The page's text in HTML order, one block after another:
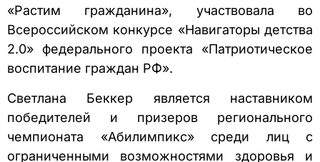
«Растим гражданина», участвовала во
Всероссийском конкурсе «Навигаторы детства
2.0» федерального проекта «Патриотическое
воспитание граждан РФ».
Светлана Беккер является наставником
победителей и призеров регионального
чемпионата «Абилимпикс» среди лиц с
ограниченными возможностями здоровья и